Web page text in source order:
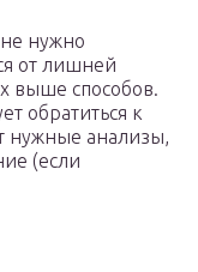
нужно
от лишней
выше способов.
обратиться к
нужные анализы,
(если